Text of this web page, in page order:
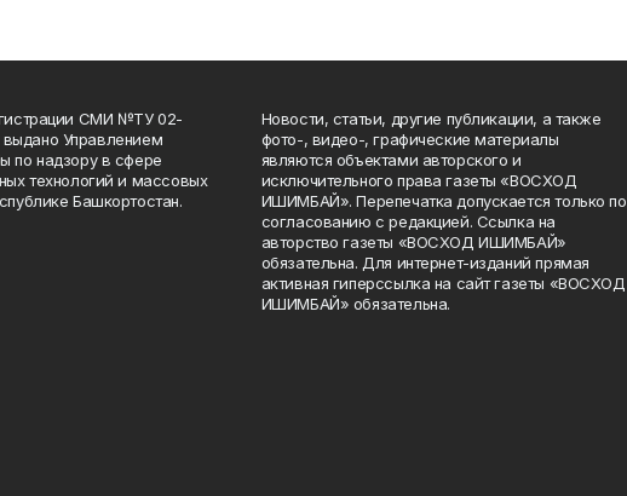
СМИ №ТУ 02-
выдано Управлением
по надзору в сфере
технологий и массовых
Башкортостан.
Новости, статьи, другие публикации, а также
фото-, видео-, графические материалы
являются объектами авторского и
исключительного права газеты «ВОСХОД
ИШИМБАЙ». Перепечатка допускается только по
согласованию с редакцией. Ссылка на
авторство газеты «ВОСХОД ИШИМБАЙ»
обязательна. Для интернет-изданий прямая
активная гиперссылка на сайт газеты «ВОСХОД
ИШИМБАЙ» обязательна.